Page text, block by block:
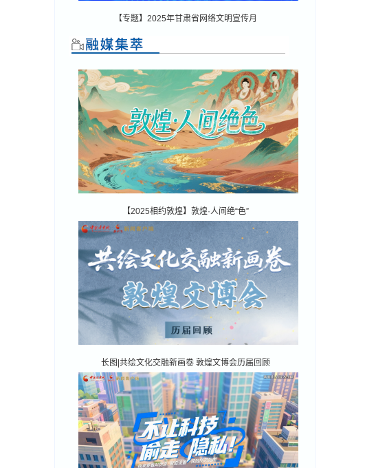
【专题】2025年甘肃省网络文明宣传月
【2025相约敦煌】敦煌·人间绝“色”
长图|共绘文化交融新画卷 敦煌文博会历届回顾